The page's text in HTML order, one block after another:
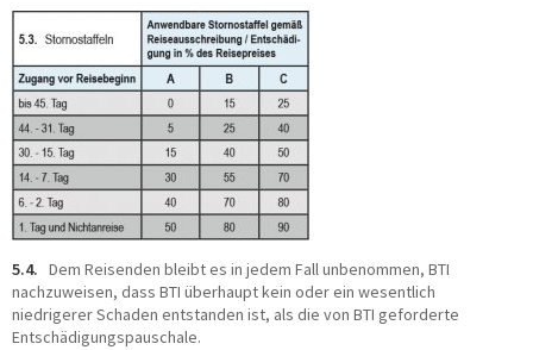
5.4. Dem Reisenden bleibt es in jedem Fall unbenommen, BTI
nachzuweisen, dass BTI überhaupt kein oder ein wesentlich
niedrigerer Schaden entstanden ist, als die von BTI geforderte
Entschädigungspauschale.